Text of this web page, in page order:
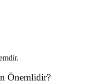
Önemlidir?